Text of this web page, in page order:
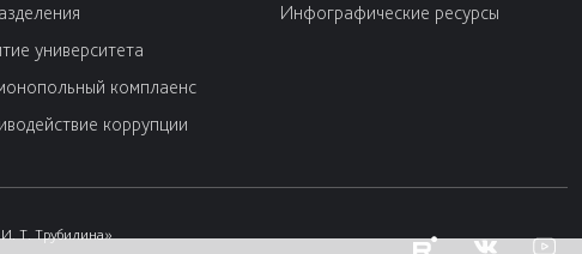
университета
комплаенс
коррупции
Инфографические ресурсы
Т. Трубилина»